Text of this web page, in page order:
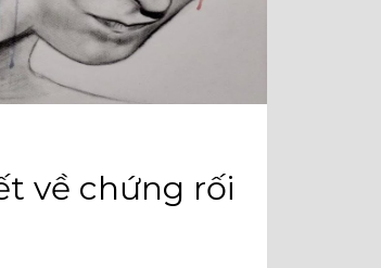
về chứng rối